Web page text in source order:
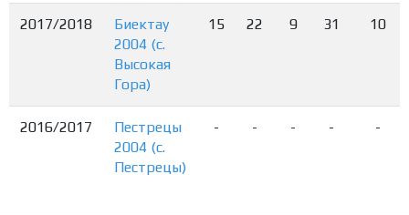
2017/2018
Биектау
2004 (с.
Высокая
Гора)
15 22 9 31 10
2016/2017
Пестрецы
2004 (с.
Пестрецы)
- - - - -